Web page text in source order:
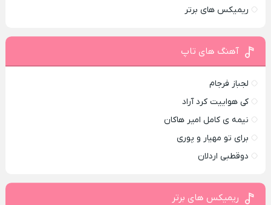
ریمیکس های برتر
آهنگ های تاپ
لجباز فرجام
کی هواییت کرد آراد
نیمه ی کامل امیر هاکان
برای تو مهیار و پوری
دوقطبی اردلان
ریمیکس های برتر